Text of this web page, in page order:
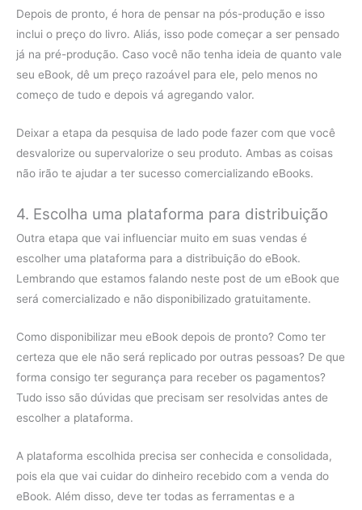
Depois de pronto, é hora de pensar na pós-produção e isso
inclui o preço do livro. Aliás, isso pode começar a ser pensado
já na pré-produção. Caso você não tenha ideia de quanto vale
seu eBook, dê um preço razoável para ele, pelo menos no
começo de tudo e depois vá agregando valor.
Deixar a etapa da pesquisa de lado pode fazer com que você
desvalorize ou supervalorize o seu produto. Ambas as coisas
não irão te ajudar a ter sucesso comercializando eBooks.
4. Escolha uma plataforma para distribuição
Outra etapa que vai influenciar muito em suas vendas é
escolher uma plataforma para a distribuição do eBook.
Lembrando que estamos falando neste post de um eBook que
será comercializado e não disponibilizado gratuitamente.
Como disponibilizar meu eBook depois de pronto? Como ter
certeza que ele não será replicado por outras pessoas? De que
forma consigo ter segurança para receber os pagamentos?
Tudo isso são dúvidas que precisam ser resolvidas antes de
escolher a plataforma.
A plataforma escolhida precisa ser conhecida e consolidada,
pois ela que vai cuidar do dinheiro recebido com a venda do
eBook. Além disso, deve ter todas as ferramentas e a